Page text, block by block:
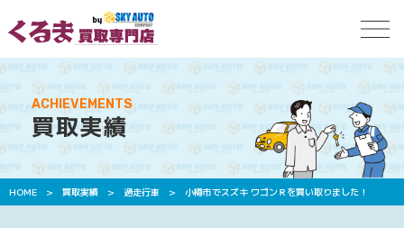
ACHIEVEMENTS
買取実績
HOME > 買取実績 > 過走行車 > 小樽市でスズキ ワゴンＲを買い取りました！